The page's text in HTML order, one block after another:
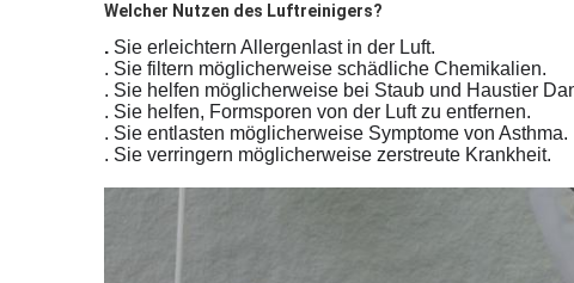
Welcher Nutzen des Luftreinigers?
. Sie erleichtern Allergenlast in der Luft.
. Sie filtern möglicherweise schädliche Chemikalien.
. Sie helfen möglicherweise bei Staub und Haustier
. Sie helfen, Formsporen von der Luft zu entfernen.
. Sie entlasten möglicherweise Symptome von Asthma.
. Sie verringern möglicherweise zerstreute Krankheit.